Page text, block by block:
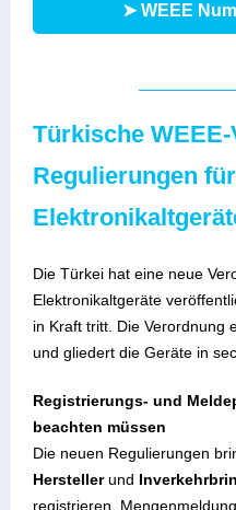
➤ WEEE
Türkische
Regulierungen
Die Türkei hat eine neue
Elektronikaltgeräte
in Kraft tritt. Die Verordnung
und gliedert die Geräte in
Registrierungs- und
beachten müssen
Die neuen Regulierungen
Herstellerund
registrieren,